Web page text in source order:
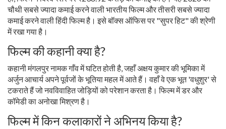
चौथी सबसे ज्यादा कमाई करने वाली भारतीय फिल्म और तीसरी सबसे ज्यादा
कमाई करने वाली हिंदी फिल्म है। इसे बॉक्स ऑफिस पर "सुपर हिट" की श्रेणी
में रखा गया है।
फिल्म की कहानी क्या है?
कहानी मंगलपुर नामक गाँव में घटित होती है, जहाँ अक्षय कुमार की भूमिका में
अर्जुन आचार्य अपने पूर्वजों के भूतिया महल में आते हैं। वहाँ वे एक भूत 'वधुशुर' से
टकराते हैं जो नवविवाहित जोड़ियों को परेशान करता है। फिल्म में डर और
कॉमेडी का अनोखा मिश्रण है।
फिल्म में किन कलाकारों ने अभिनय किया है?